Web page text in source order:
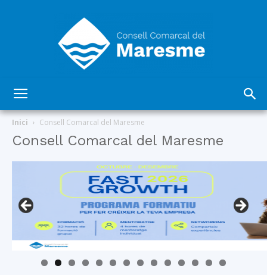
del
Maresme
Inici Consell Comarcal del Maresme
Consell Comarcal del Maresme
0 1 2 3 4